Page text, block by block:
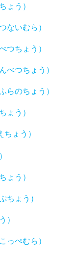
ょう）
ないむら）
つちょう）
べつちょう）
らのちょう）
ょう）
ょう）
ょう）
ちょう）
）
っぺむら）